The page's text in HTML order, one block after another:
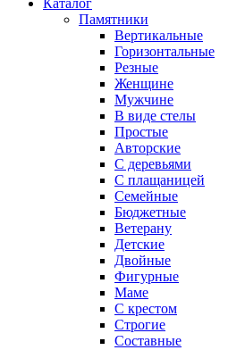
Каталог
Памятники
Вертикальные
Горизонтальные
Резные
Женщине
Мужчине
В виде стелы
Простые
Авторские
С деревьями
С плащаницей
Семейные
Бюджетные
Ветерану
Детские
Двойные
Фигурные
Маме
С крестом
Строгие
Составные